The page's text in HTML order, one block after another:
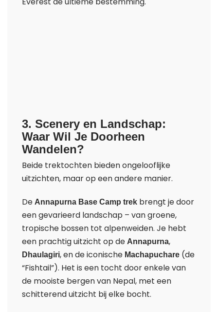
3. Scenery en Landschap:
Waar Wil Je Doorheen
Wandelen?
Beide trektochten bieden ongelooflijke
uitzichten, maar op een andere manier.
De Annapurna Base Camp trek brengt je door
een gevarieerd landschap – van groene,
tropische bossen tot alpenweiden. Je hebt
een prachtig uitzicht op de Annapurna,
Dhaulagiri, en de iconische Machapuchare (de
“Fishtail”). Het is een tocht door enkele van
de mooiste bergen van Nepal, met een
schitterend uitzicht bij elke bocht.